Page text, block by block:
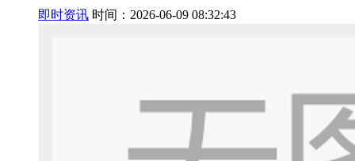
即时资讯 时间：2026-06-09 08:32:43